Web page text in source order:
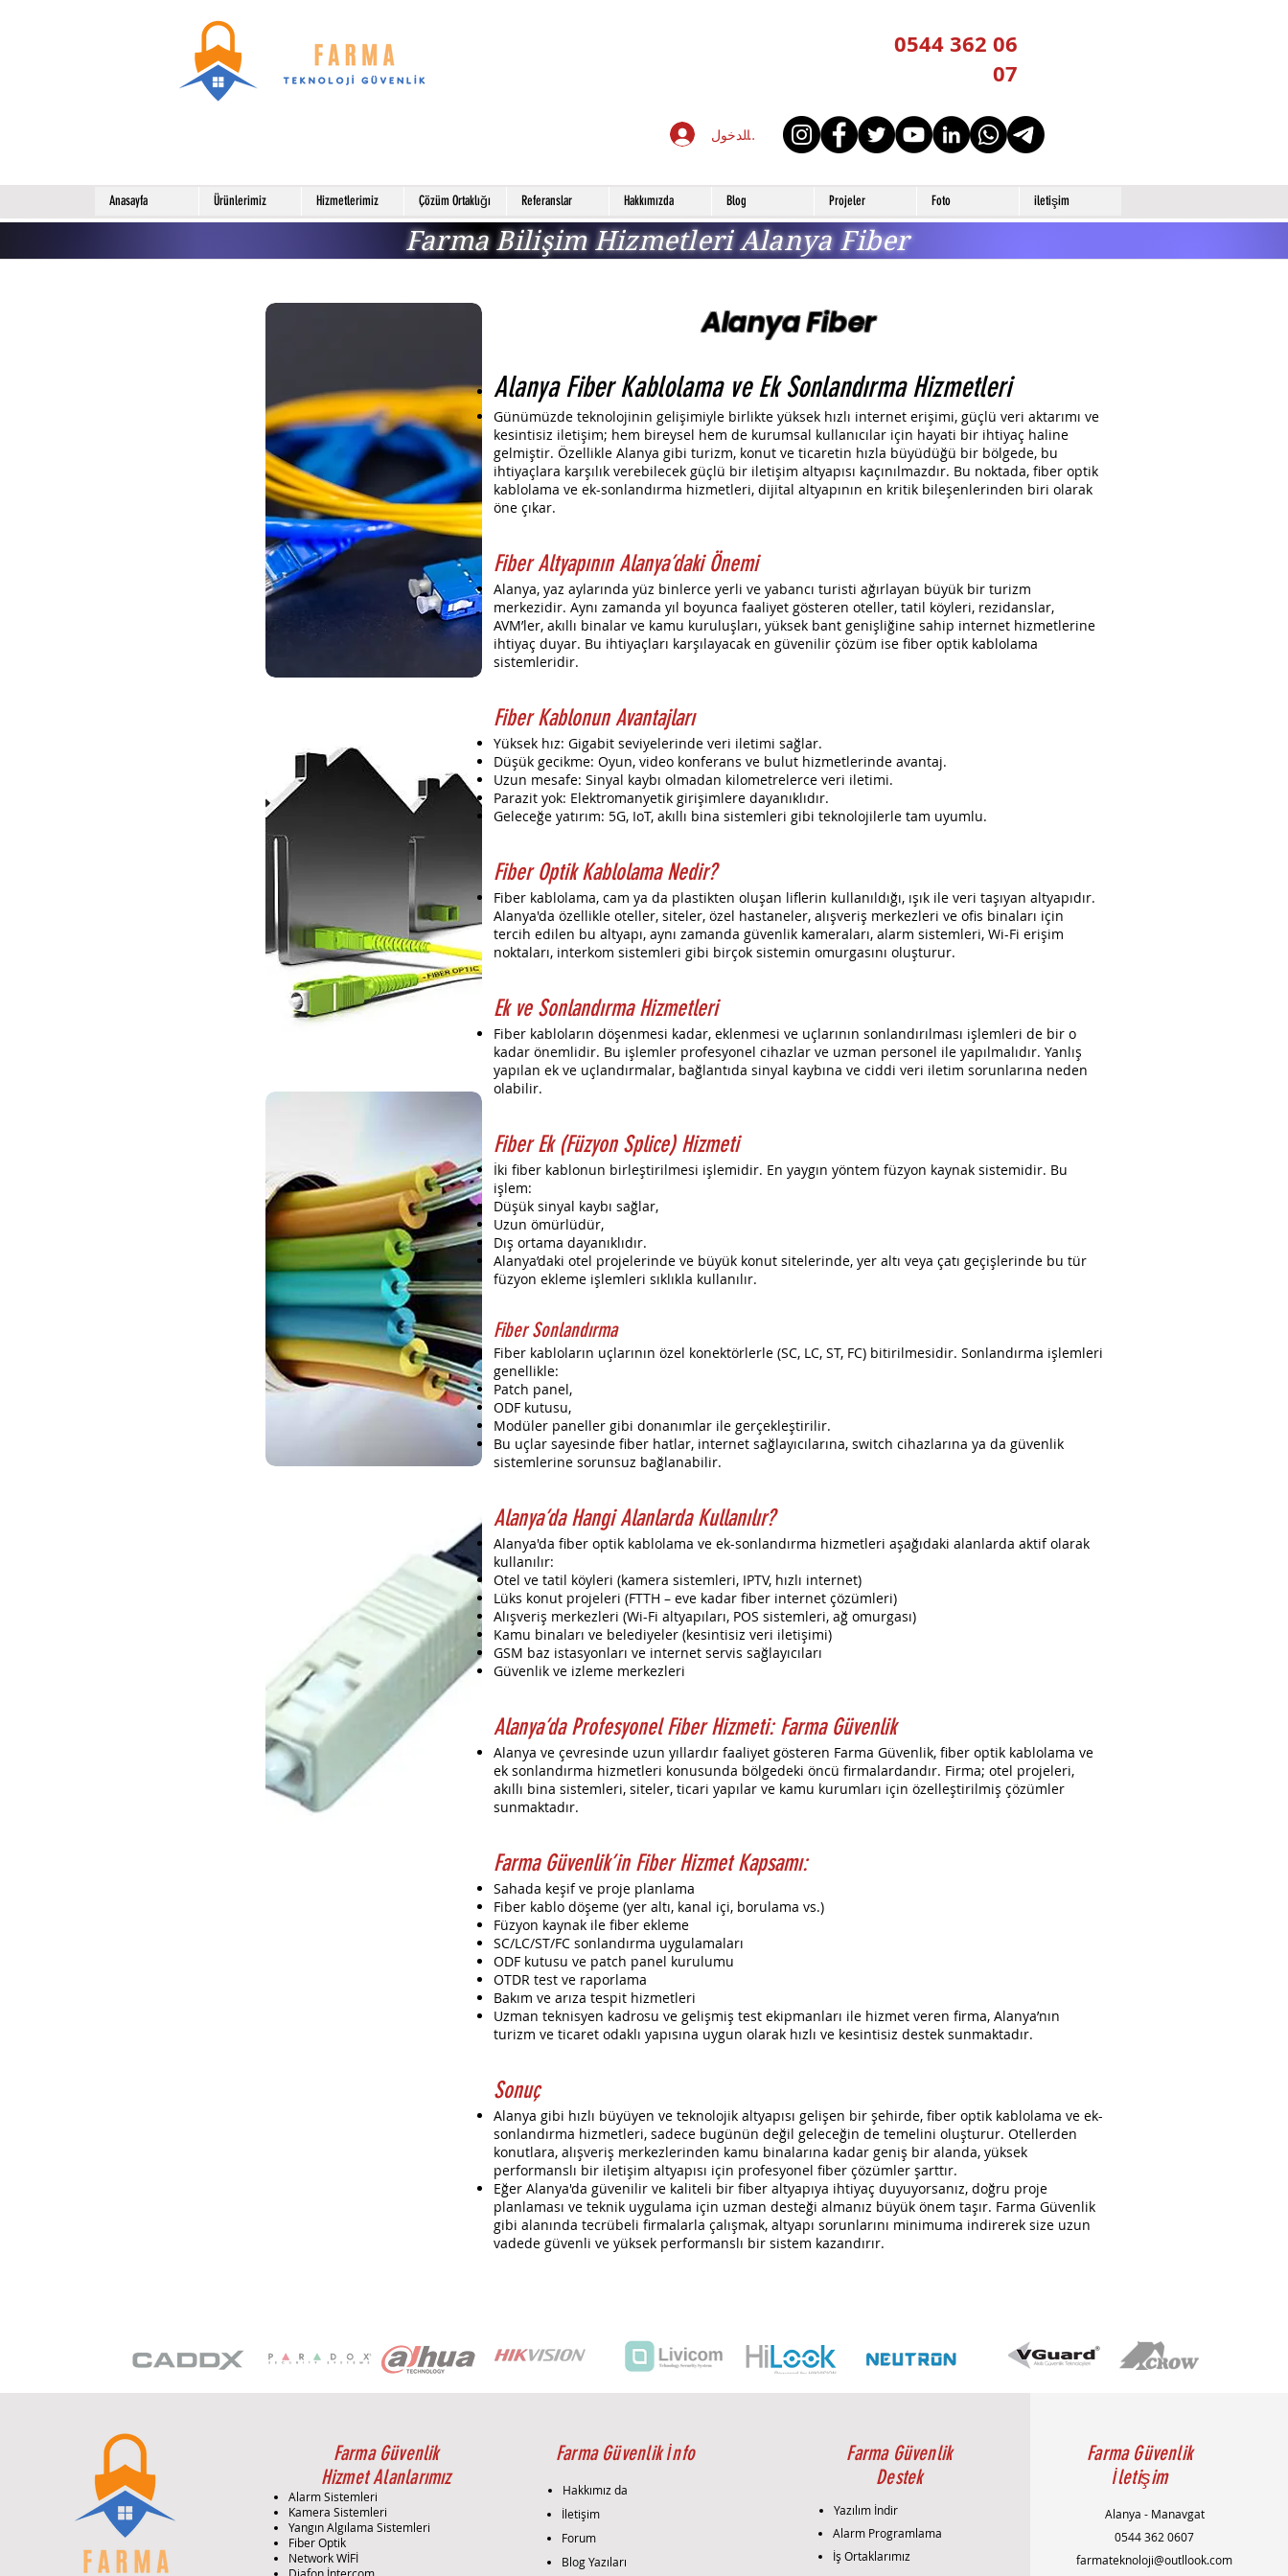
0544 362 06
07
تسجيل الدخول
Anasayfa Ürünlerimiz Hizmetlerimiz Çözüm Ortaklığı Referanslar Hakkımızda Blog Projeler Foto iletişim
Farma Bilişim Hizmetleri Alanya Fiber
Alanya Fiber
Alanya Fiber Kablolama ve Ek Sonlandırma Hizmetleri
Günümüzde teknolojinin gelişimiyle birlikte yüksek hızlı internet erişimi, güçlü veri aktarımı ve
kesintisiz iletişim; hem bireysel hem de kurumsal kullanıcılar için hayati bir ihtiyaç haline
gelmiştir. Özellikle Alanya gibi turizm, konut ve ticaretin hızla büyüdüğü bir bölgede, bu
ihtiyaçlara karşılık verebilecek güçlü bir iletişim altyapısı kaçınılmazdır. Bu noktada, fiber optik
kablolama ve ek-sonlandırma hizmetleri, dijital altyapının en kritik bileşenlerinden biri olarak
öne çıkar.
Fiber Altyapının Alanya’daki Önemi
Alanya, yaz aylarında yüz binlerce yerli ve yabancı turisti ağırlayan büyük bir turizm
merkezidir. Aynı zamanda yıl boyunca faaliyet gösteren oteller, tatil köyleri, rezidanslar,
AVM’ler, akıllı binalar ve kamu kuruluşları, yüksek bant genişliğine sahip internet hizmetlerine
ihtiyaç duyar. Bu ihtiyaçları karşılayacak en güvenilir çözüm ise fiber optik kablolama
sistemleridir.
Fiber Kablonun Avantajları
Yüksek hız: Gigabit seviyelerinde veri iletimi sağlar.
Düşük gecikme: Oyun, video konferans ve bulut hizmetlerinde avantaj.
Uzun mesafe: Sinyal kaybı olmadan kilometrelerce veri iletimi.
Parazit yok: Elektromanyetik girişimlere dayanıklıdır.
Geleceğe yatırım: 5G, IoT, akıllı bina sistemleri gibi teknolojilerle tam uyumlu.
Fiber Optik Kablolama Nedir?
Fiber kablolama, cam ya da plastikten oluşan liflerin kullanıldığı, ışık ile veri taşıyan altyapıdır.
Alanya'da özellikle oteller, siteler, özel hastaneler, alışveriş merkezleri ve ofis binaları için
tercih edilen bu altyapı, aynı zamanda güvenlik kameraları, alarm sistemleri, Wi-Fi erişim
noktaları, interkom sistemleri gibi birçok sistemin omurgasını oluşturur.
Ek ve Sonlandırma Hizmetleri
Fiber kabloların döşenmesi kadar, eklenmesi ve uçlarının sonlandırılması işlemleri de bir o
kadar önemlidir. Bu işlemler profesyonel cihazlar ve uzman personel ile yapılmalıdır. Yanlış
yapılan ek ve uçlandırmalar, bağlantıda sinyal kaybına ve ciddi veri iletim sorunlarına neden
olabilir.
Fiber Ek (Füzyon Splice) Hizmeti
İki fiber kablonun birleştirilmesi işlemidir. En yaygın yöntem füzyon kaynak sistemidir. Bu
işlem:
Düşük sinyal kaybı sağlar,
Uzun ömürlüdür,
Dış ortama dayanıklıdır.
Alanya’daki otel projelerinde ve büyük konut sitelerinde, yer altı veya çatı geçişlerinde bu tür
füzyon ekleme işlemleri sıklıkla kullanılır.
Fiber Sonlandırma
Fiber kabloların uçlarının özel konektörlerle (SC, LC, ST, FC) bitirilmesidir. Sonlandırma işlemleri
genellikle:
Patch panel,
ODF kutusu,
Modüler paneller gibi donanımlar ile gerçekleştirilir.
Bu uçlar sayesinde fiber hatlar, internet sağlayıcılarına, switch cihazlarına ya da güvenlik
sistemlerine sorunsuz bağlanabilir.
Alanya’da Hangi Alanlarda Kullanılır?
Alanya'da fiber optik kablolama ve ek-sonlandırma hizmetleri aşağıdaki alanlarda aktif olarak
kullanılır:
Otel ve tatil köyleri (kamera sistemleri, IPTV, hızlı internet)
Lüks konut projeleri (FTTH – eve kadar fiber internet çözümleri)
Alışveriş merkezleri (Wi-Fi altyapıları, POS sistemleri, ağ omurgası)
Kamu binaları ve belediyeler (kesintisiz veri iletişimi)
GSM baz istasyonları ve internet servis sağlayıcıları
Güvenlik ve izleme merkezleri
Alanya’da Profesyonel Fiber Hizmeti: Farma Güvenlik
Alanya ve çevresinde uzun yıllardır faaliyet gösteren Farma Güvenlik, fiber optik kablolama ve
ek sonlandırma hizmetleri konusunda bölgedeki öncü firmalardandır. Firma; otel projeleri,
akıllı bina sistemleri, siteler, ticari yapılar ve kamu kurumları için özelleştirilmiş çözümler
sunmaktadır.
Farma Güvenlik’in Fiber Hizmet Kapsamı:
Sahada keşif ve proje planlama
Fiber kablo döşeme (yer altı, kanal içi, borulama vs.)
Füzyon kaynak ile fiber ekleme
SC/LC/ST/FC sonlandırma uygulamaları
ODF kutusu ve patch panel kurulumu
OTDR test ve raporlama
Bakım ve arıza tespit hizmetleri
Uzman teknisyen kadrosu ve gelişmiş test ekipmanları ile hizmet veren firma, Alanya’nın
turizm ve ticaret odaklı yapısına uygun olarak hızlı ve kesintisiz destek sunmaktadır.
Sonuç
Alanya gibi hızlı büyüyen ve teknolojik altyapısı gelişen bir şehirde, fiber optik kablolama ve ek-
sonlandırma hizmetleri, sadece bugünün değil geleceğin de temelini oluşturur. Otellerden
konutlara, alışveriş merkezlerinden kamu binalarına kadar geniş bir alanda, yüksek
performanslı bir iletişim altyapısı için profesyonel fiber çözümler şarttır.
Eğer Alanya'da güvenilir ve kaliteli bir fiber altyapıya ihtiyaç duyuyorsanız, doğru proje
planlaması ve teknik uygulama için uzman desteği almanız büyük önem taşır. Farma Güvenlik
gibi alanında tecrübeli firmalarla çalışmak, altyapı sorunlarını minimuma indirerek size uzun
vadede güvenli ve yüksek performanslı bir sistem kazandırır.
Farma Güvenlik
Hizmet Alanlarımız
Alarm Sistemleri
Kamera Sistemleri
Yangın Algılama Sistemleri
Fiber Optik
Network WİFİ
Farma Güvenlik İnfo
Hakkımız da
İletişim
Forum
Blog Yazıları
Farma Güvenlik
Destek
Yazılım İndir
Alarm Programlama
İş Ortaklarımız
Farma Güvenlik
İletişim
Alanya - Manavgat
0544 362 0607
farmateknoloji@outllook.com